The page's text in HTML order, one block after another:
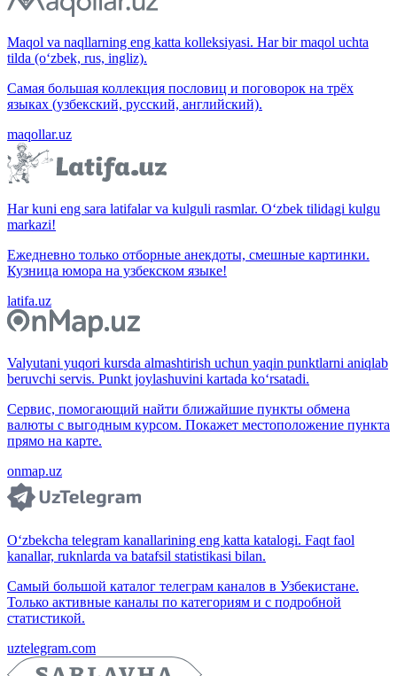
Maqol va naqllarning eng katta kolleksiyasi. Har bir maqol uchta
tilda (o‘zbek, rus, ingliz).
Самая большая коллекция пословиц и поговорок на трёх
языках (узбекский, русский, английский).
maqollar.uz
Har kuni eng sara latifalar va kulguli rasmlar. O‘zbek tilidagi kulgu
markazi!
Ежедневно только отборные анекдоты, смешные картинки.
Кузница юмора на узбекском языке!
latifa.uz
Valyutani yuqori kursda almashtirish uchun yaqin punktlarni aniqlab
beruvchi servis. Punkt joylashuvini kartada ko‘rsatadi.
Сервис, помогающий найти ближайшие пункты обмена
валюты с выгодным курсом. Покажет местоположение пункта
прямо на карте.
onmap.uz
O‘zbekcha telegram kanallarining eng katta katalogi. Faqt faol
kanallar, ruknlarda va batafsil statistikasi bilan.
Самый большой каталог телеграм каналов в Узбекистане.
Только активные каналы по категориям и с подробной
статистикой.
uztelegram.com